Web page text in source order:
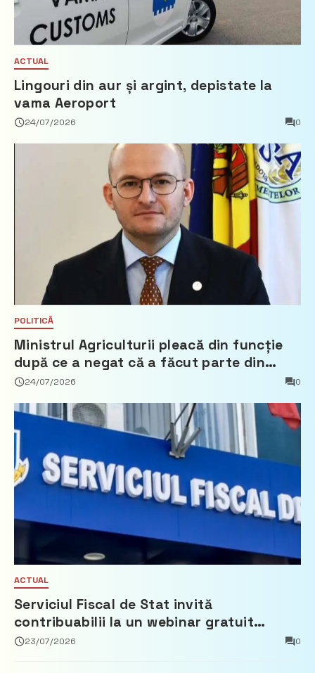
ACTUAL
Lingouri din aur și argint, depistate la
vama Aeroport
24/07/2026 0
POLITICĂ
Ministrul Agriculturii pleacă din funcție
după ce a negat că a făcut parte din
Partidul Democrat
24/07/2026 0
ACTUAL
Serviciul Fiscal de Stat invită
contribuabilii la un webinar gratuit
privind calculul impozitului pe bunurile
23/07/2026 0